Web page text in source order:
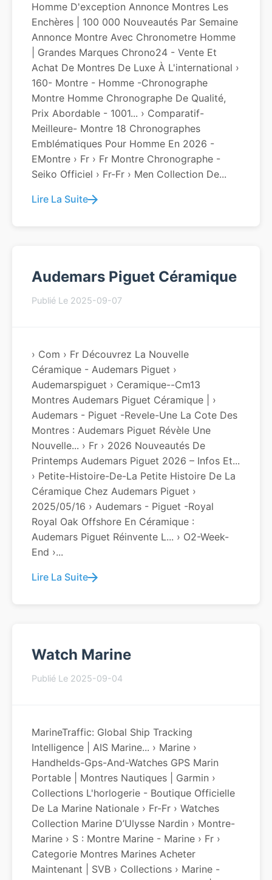
Homme D'exception Annonce Montres Les
Enchères | 100 000 Nouveautés Par Semaine
Annonce Montre Avec Chronometre Homme
| Grandes Marques Chrono24 - Vente Et
Achat De Montres De Luxe À L'international ›
160- Montre - Homme -chronographe
Montre Homme Chronographe De Qualité,
Prix Abordable - 1001... › Comparatif-
Meilleure- Montre 18 Chronographes
Emblématiques Pour Homme En 2026 -
EMontre › Fr › Fr Montre Chronographe -
Seiko Officiel › Fr-Fr › Men Collection De...
Lire La Suite
Audemars Piguet Céramique
Publié Le 2025-09-07
› Com › Fr Découvrez La Nouvelle
Céramique - Audemars Piguet ›
Audemarspiguet › Ceramique--cm13
Montres Audemars Piguet Céramique | ›
Audemars - Piguet -revele-Une La Cote Des
Montres : Audemars Piguet Révèle Une
Nouvelle... › Fr › 2026 Nouveautés De
Printemps Audemars Piguet 2026 – Infos Et...
› Petite-Histoire-De-La Petite Histoire De La
Céramique Chez Audemars Piguet ›
2025/05/16 › Audemars - Piguet -royal
Royal Oak Offshore En Céramique :
Audemars Piguet Réinvente L... › O2-Week-
End ›...
Lire La Suite
Watch Marine
Publié Le 2025-09-04
MarineTraffic: Global Ship Tracking
Intelligence | AIS Marine... › Marine ›
Handhelds-Gps-And-Watches GPS Marin
Portable | Montres Nautiques | Garmin ›
Collections L'horlogerie - Boutique Officielle
De La Marine Nationale › Fr-Fr › Watches
Collection Marine D’Ulysse Nardin › Montre-
Marine › S : Montre Marine - Marine › Fr ›
Categorie Montres Marines Acheter
Maintenant | SVB › Collections › Marine -